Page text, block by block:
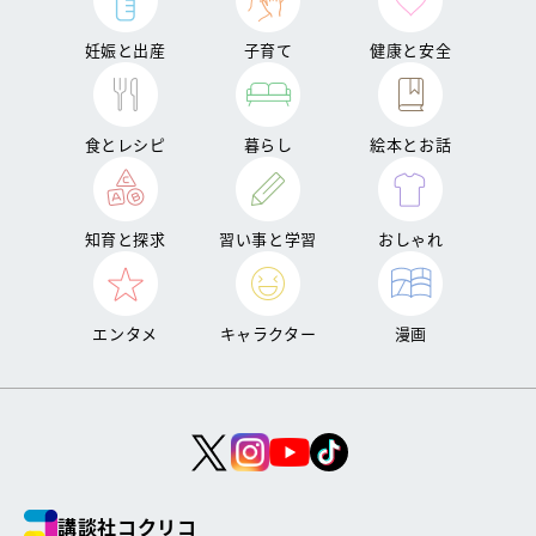
妊娠と出産 子育て 健康と安全
食とレシピ 暮らし 絵本とお話
知育と探求 習い事と学習 おしゃれ
エンタメ キャラクター 漫画
講談社コクリコ